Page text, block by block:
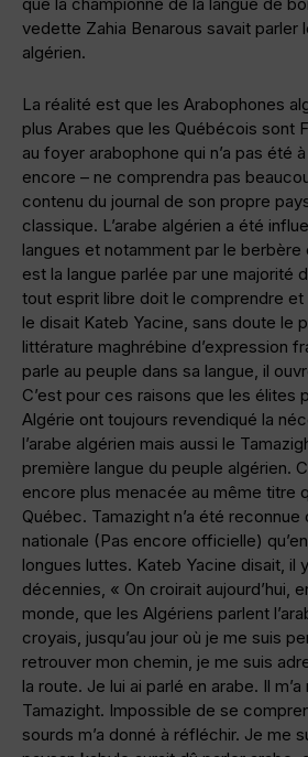
vedette Zahia Benarous savait parler
algérien.
La réalité est que les Arabophones
plus Arabes que les Québécois sont
au foyer arabophone qui n’a pas été
encore – ne comprendra pas
contenu du journal de son propre
classique. L’arabe algérien a été
langues et notamment par le berbère
est la langue parlée par une majorité
tout esprit libre doit le comprendre
le disait Kateb Yacine, sans doute le
littérature maghrébine d’expression
parle au peuple dans sa langue, il
C’est pour ces raisons que les élites
Algérie ont toujours revendiqué la
l’arabe algérien mais aussi le
première langue du peuple algérien.
encore plus menacée au même titre
Québec. Tamazight n’a été
nationale (Pas encore officielle)
longues luttes. Kateb Yacine disait, il
décennies, « On croirait aujourd’hui,
monde, que les Algériens parlent
croyais, jusqu’au jour où je me suis
retrouver mon chemin, je me suis
la route. Je lui ai parlé en arabe. Il
Tamazight. Impossible de se
sourds m’a donné à réfléchir. Je me